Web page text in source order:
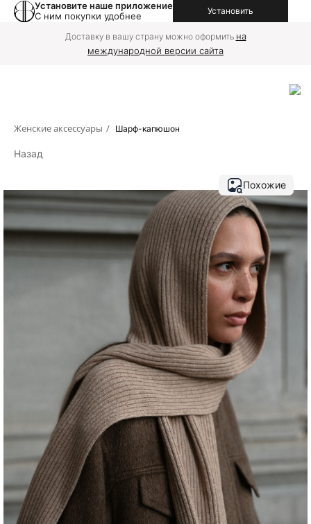
Установите наше приложение
С ним покупки удобнее
Установить
Доставку в вашу страну можно оформить на
международной версии сайта
Женские аксессуары / Шарф-капюшон
Назад
Похожие